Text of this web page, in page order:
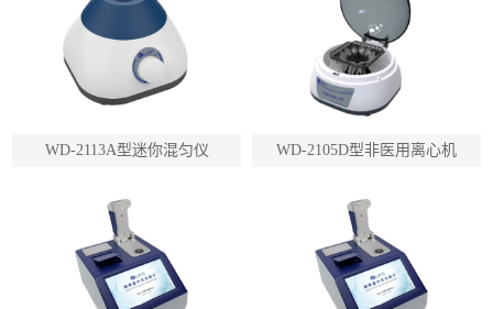
WD-2113A型迷你混匀仪 WD-2105D型非医用离心机